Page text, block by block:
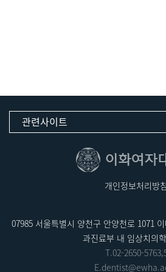
관련사이트
개인정보처리방침
07985 서울특별시 양천구 안양천로 1071
과진료부 내 임상치의
T.02-2650-5763
E.